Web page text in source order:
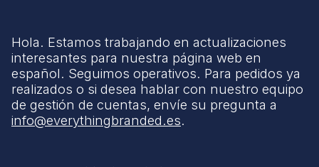
Hola. Estamos trabajando en actualizaciones
interesantes para nuestra página web en
español. Seguimos operativos. Para pedidos ya
realizados o si desea hablar con nuestro equipo
de gestión de cuentas, envíe su pregunta a
info@everythingbranded.es.